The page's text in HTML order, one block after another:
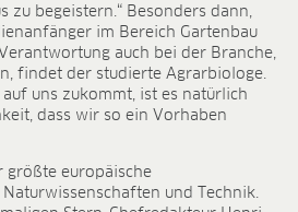
zu begeistern.“ Besonders dann,
im Bereich Gartenbau
auch bei der Branche,
findet der studierte Agrarbiologe.
auf uns zukommt, ist es natürlich
dass wir so ein Vorhaben
größte europäische
und Technik.